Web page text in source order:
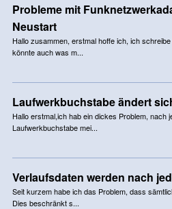
Probleme mit
Neustart
Hallo zusammen, erstmal hoffe ich, ich
könnte auch was m...
Laufwerkbuchstabe ändert
Hallo erstmal,ich hab ein dickes Problem, nach
Laufwerkbuchstabe mei...
Verlaufsdaten werden nach
Seit kurzem habe ich das Problem, dass
Dies beschränkt s...